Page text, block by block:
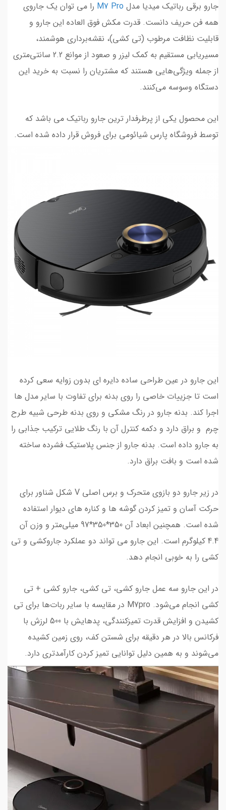
جارو برقی رباتیک میدیا مدل M7 Pro را می توان یک جاروی
همه فن حریف دانست. قدرت مکش فوق العاده این جارو و
قابلیت نظافت مرطوب (تی کشی)، نقشه‌برداری هوشمند،
مسیریابی مستقیم به کمک لیزر و صعود از موانع 2.2 سانتی‌متری
از جمله ویژگی‌هایی هستند که مشتریان را نسبت به خرید این
دستگاه وسوسه می‌کنند.
این محصول یکی از پرطرفدار ترین جارو رباتیک می باشد که
توسط فروشگاه پارس شیائومی برای فروش قرار داده شده است.
این جارو در عین طراحی ساده دایره ای بدون زوایه سعی کرده
است تا جزییات خاصی را روی بدنه برای تفاوت با سایر مدل ها
اجرا کند. بدنه جارو در رنگ مشکی و روی بدنه طرحی شبیه طرح
چرم و براق دارد و دکمه کنترل آن با رنگ طلایی ترکیب جذابی را
به جارو داده است. بدنه جارو از جنس پلاستیک فشرده ساخته
شده است و بافت براق دارد.
در زیر جارو دو بازوی متحرک و برس اصلی V شکل شناور برای
حرکت آسان و تمیز کردن گوشه ها و کناره های دیوار استفاده
شده است. همچنین ابعاد آن 350*350*97 میلی‌متر و وزن آن
4.4 کیلوگرم است. این جارو می تواند دو عملکرد جاروکشی و تی
کشی را به خوبی انجام دهد.
در این جارو سه عمل جارو کشی، تی کشی، جارو کشی + تی
کشی انجام می‌شود. M7pro در مقایسه با سایر ربات‌ها برای تی
کشیدن و افزایش قدرت تمیزکنندگی، پدهایش با 500 لرزش با
فرکانس بالا در هر دقیقه برای شستن کف، روی زمین کشیده
می‌شوند و به همین دلیل توانایی تمیز کردن کارآمدتری دارد.